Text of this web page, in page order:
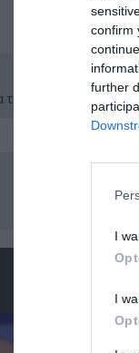
confirm
further
I
I
νέα για την